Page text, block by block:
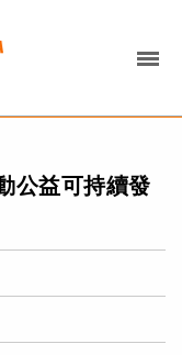
公益可持續發